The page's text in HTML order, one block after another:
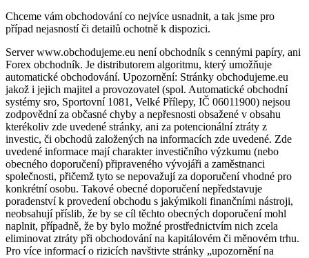
Chceme vám obchodování co nejvíce usnadnit, a tak jsme pro
případ nejasností či detailů ochotně k dispozici.
Server www.obchodujeme.eu není obchodník s cennými papíry, ani
Forex obchodník. Je distributorem algoritmu, který umožňuje
automatické obchodování. Upozornění: Stránky obchodujeme.eu
jakož i jejich majitel a provozovatel (spol. Automatické obchodní
systémy sro, Sportovní 1081, Velké Přílepy, IČ 06011900) nejsou
zodpovědní za občasné chyby a nepřesnosti obsažené v obsahu
kterékoliv zde uvedené stránky, ani za potencionální ztráty z
investic, či obchodů založených na informacích zde uvedené. Zde
uvedené informace mají charakter investičního výzkumu (nebo
obecného doporučení) připraveného vývojáři a zaměstnanci
společnosti, přičemž tyto se nepovažují za doporučení vhodné pro
konkrétní osobu. Takové obecné doporučení nepředstavuje
poradenství k provedení obchodu s jakýmikoli finančními nástroji,
neobsahují příslib, že by se cíl těchto obecných doporučení mohl
naplnit, případně, že by bylo možné prostřednictvím nich zcela
eliminovat ztráty při obchodování na kapitálovém či měnovém trhu.
Pro více informací o rizicích navštivte stránky „upozornění na